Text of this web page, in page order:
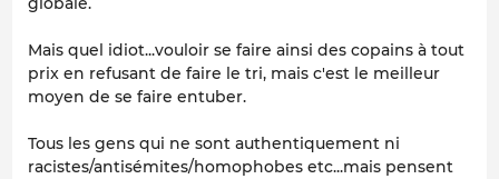
Mais quel idiot...vouloir se faire ainsi des copains à tout
prix en refusant de faire le tri, mais c'est le meilleur
moyen de se faire entuber.
Tous les gens qui ne sont authentiquement ni
racistes/antisémites/homophobes etc...mais pensent